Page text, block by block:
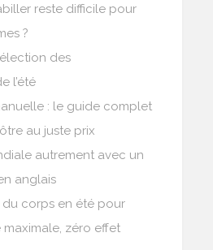
reste difficile pour
?
des
l’été
: le guide complet
au juste prix
autrement avec un
anglais
corps en été pour
zéro effet